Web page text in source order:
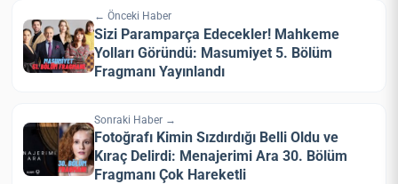
← Önceki Haber
Sizi Paramparça Edecekler! Mahkeme
Yolları Göründü: Masumiyet 5. Bölüm
Fragmanı Yayınlandı
Sonraki Haber →
Fotoğrafı Kimin Sızdırdığı Belli Oldu ve
Kıraç Delirdi: Menajerimi Ara 30. Bölüm
Fragmanı Çok Hareketli